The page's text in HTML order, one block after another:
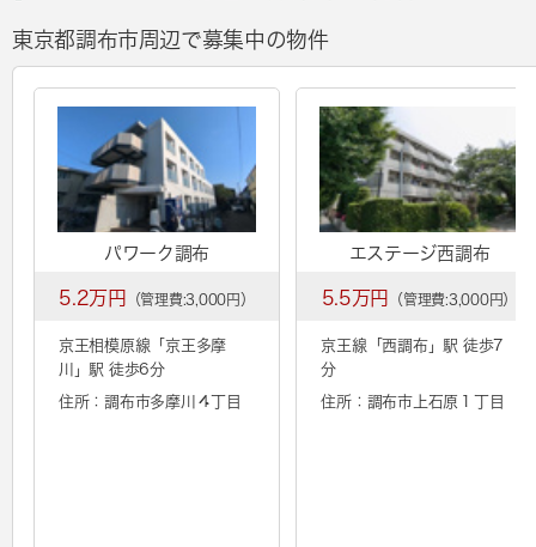
東京都調布市周辺で募集中の物件
パワーク調布
5.2万円 （管理費:3,000円）
京王相模原線「京王多摩
川
」駅 徒歩6分
住所：調布市多摩川４丁目
エステージ西調布
5.5万円 （管理費:3,000円）
京王線「 西調布」駅 徒歩7
分
住所：調布市上石原１丁目